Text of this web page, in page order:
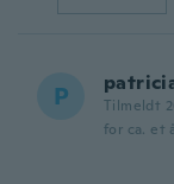
P Tilmeldt
for ca. et